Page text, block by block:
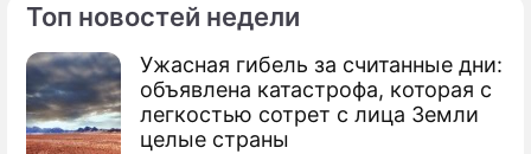
Топ новостей недели
Ужасная гибель за считанные дни:
объявлена катастрофа, которая с
легкостью сотрет с лица Земли
целые страны
Фоторепортаж
30 лет спустя: как изменились звезды 90-х